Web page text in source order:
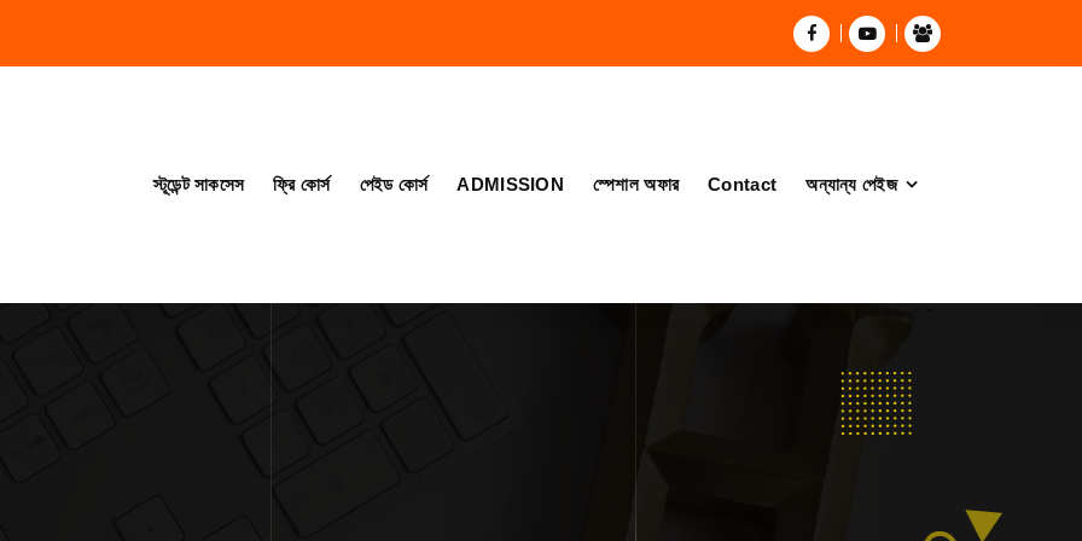
স্টূডেন্ট সাকসেস ফ্রি কোর্স পেইড কোর্স ADMISSION স্পেশাল অফার Contact অন্যান্য পেইজ